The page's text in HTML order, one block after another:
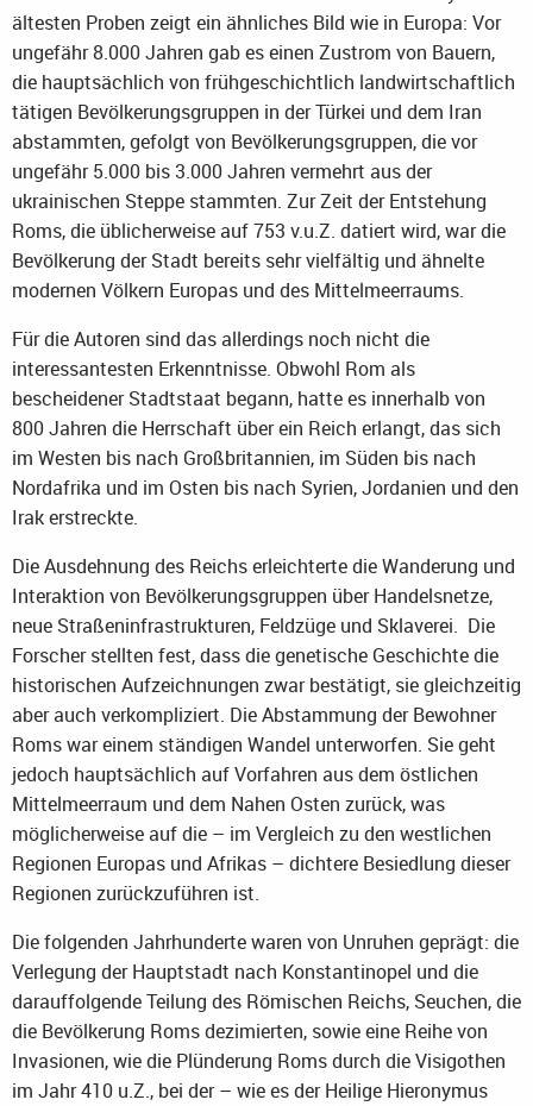
ältesten Proben zeigt ein ähnliches Bild wie in Europa: Vor
ungefähr 8.000 Jahren gab es einen Zustrom von Bauern,
die hauptsächlich von frühgeschichtlich landwirtschaftlich
tätigen Bevölkerungsgruppen in der Türkei und dem Iran
abstammten, gefolgt von Bevölkerungsgruppen, die vor
ungefähr 5.000 bis 3.000 Jahren vermehrt aus der
ukrainischen Steppe stammten. Zur Zeit der Entstehung
Roms, die üblicherweise auf 753 v.u.Z. datiert wird, war die
Bevölkerung der Stadt bereits sehr vielfältig und ähnelte
modernen Völkern Europas und des Mittelmeerraums.
Für die Autoren sind das allerdings noch nicht die
interessantesten Erkenntnisse. Obwohl Rom als
bescheidener Stadtstaat begann, hatte es innerhalb von
800 Jahren die Herrschaft über ein Reich erlangt, das sich
im Westen bis nach Großbritannien, im Süden bis nach
Nordafrika und im Osten bis nach Syrien, Jordanien und den
Irak erstreckte.
Die Ausdehnung des Reichs erleichterte die Wanderung und
Interaktion von Bevölkerungsgruppen über Handelsnetze,
neue Straßeninfrastrukturen, Feldzüge und Sklaverei. Die
Forscher stellten fest, dass die genetische Geschichte die
historischen Aufzeichnungen zwar bestätigt, sie gleichzeitig
aber auch verkompliziert. Die Abstammung der Bewohner
Roms war einem ständigen Wandel unterworfen. Sie geht
jedoch hauptsächlich auf Vorfahren aus dem östlichen
Mittelmeerraum und dem Nahen Osten zurück, was
möglicherweise auf die – im Vergleich zu den westlichen
Regionen Europas und Afrikas – dichtere Besiedlung dieser
Regionen zurückzuführen ist.
Die folgenden Jahrhunderte waren von Unruhen geprägt: die
Verlegung der Hauptstadt nach Konstantinopel und die
darauffolgende Teilung des Römischen Reichs, Seuchen, die
die Bevölkerung Roms dezimierten, sowie eine Reihe von
Invasionen, wie die Plünderung Roms durch die Visigothen
im Jahr 410 u.Z., bei der – wie es der Heilige Hieronymus